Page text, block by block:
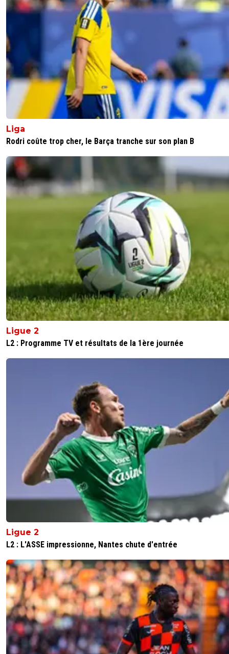
Liga
Rodri coûte trop cher, le Barça tranche sur son plan B
Ligue 2
L2 : Programme TV et résultats de la 1ère journée
Ligue 2
L2 : L'ASSE impressionne, Nantes chute d'entrée